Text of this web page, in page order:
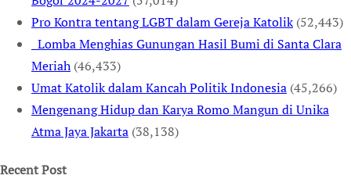
Pro Kontra tentang LGBT dalam Gereja Katolik (52,443)
Lomba Menghias Gunungan Hasil Bumi di Santa Clara
Meriah (46,433)
Umat Katolik dalam Kancah Politik Indonesia (45,266)
Mengenang Hidup dan Karya Romo Mangun di Unika
Atma Jaya Jakarta (38,138)
Recent Post